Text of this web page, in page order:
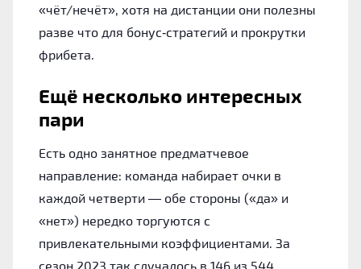
«чёт/нечёт», хотя на дистанции они полезны
разве что для бонус‑стратегий и прокрутки
фрибета.
Ещё несколько интересных
пари
Есть одно занятное предматчевое
направление: команда набирает очки в
каждой четверти — обе стороны («да» и
«нет») нередко торгуются с
привлекательными коэффициентами. За
сезон 2023 так случалось в 146 из 544